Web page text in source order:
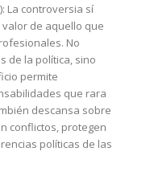
La controversia sí
de aquello que
No
de la política, sino
permite
que rara
descansa sobre
conflictos, protegen
políticas de las